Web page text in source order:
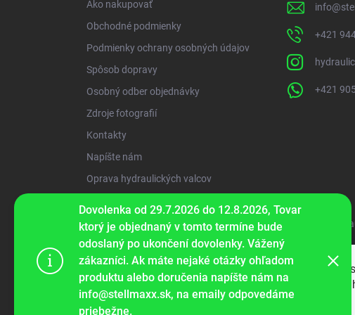
Tento web používa
webu vyjadrujete
Dovolenka od 29.7.2026 do 12.8.2026, Tovar
ktorý je objednaný v tomto termíne bude
odoslaný po ukončení dovolenky. Vážený
zákazníci. Ak máte nejaké otázky ohľadom
produktu alebo doručenia napíšte nám na
info@stellmaxx.sk, na emaily odpovedáme
priebežne.
Ako nakupovať
Obchodné podmienky
Podmienky ochrany osobných údajov
Spôsob dopravy
Osobný odber objednávky
Zdroje fotografií
Kontakty
Napíšte nám
Oprava hydraulických valcov
info@
+421
+421